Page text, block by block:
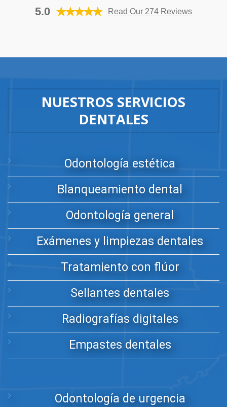
5.0 Read Our 274 Reviews
NUESTROS SERVICIOS
DENTALES
Odontología estética
Blanqueamiento dental
Odontología general
Exámenes y limpiezas dentales
Tratamiento con flúor
Sellantes dentales
Radiografías digitales
Empastes dentales
Odontología de urgencia